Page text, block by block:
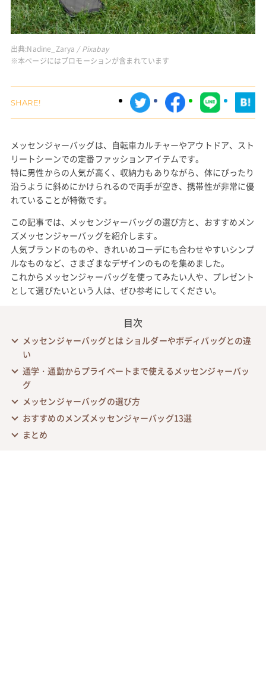
出典:Nadine_Zarya / Pixabay
※本ページにはプロモーションが含まれています
メッセンジャーバッグは、自転車カルチャーやアウトドア、スト
リートシーンでの定番ファッションアイテムです。
特に男性からの人気が高く、収納力もありながら、体にぴったり
沿うように斜めにかけられるので両手が空き、携帯性が非常に優
れていることが特徴です。
この記事では、メッセンジャーバッグの選び方と、おすすめメン
ズメッセンジャーバッグを紹介します。
人気ブランドのものや、きれいめコーデにも合わせやすいシンプ
ルなものなど、さまざまなデザインのものを集めました。
これからメッセンジャーバッグを使ってみたい人や、プレゼント
として選びたいという人は、ぜひ参考にしてください。
目次
メッセンジャーバッグとは ショルダーやボディバッグとの違
い
通学・通勤からプライベートまで使えるメッセンジャーバッ
グ
メッセンジャーバッグの選び方
おすすめのメンズメッセンジャーバッグ13選
まとめ